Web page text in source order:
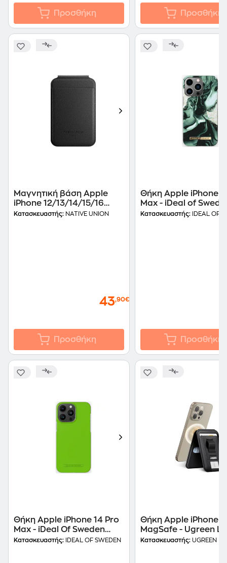
Προσθήκη Προσθήκη
Μαγνητική βάση Apple
iPhone 12/13/14/15/16
Series - Active Magnetic
Κατασκευαστής: NATIVE UNION
43,90€
Προσθήκη
Θήκη Apple iPhone
Max - iDeal of
Fashion - Golden
Κατασκευαστής: IDEAL OF
Προσθήκη
Θήκη Apple iPhone 14 Pro
Max - iDeal Of Sweden
Fashion Seamless Hyper
Κατασκευαστής: IDEAL OF SWEDEN
Θήκη Apple iPhone
MagSafe - Ugreen
Card Holder - Black
Κατασκευαστής: UGREEN